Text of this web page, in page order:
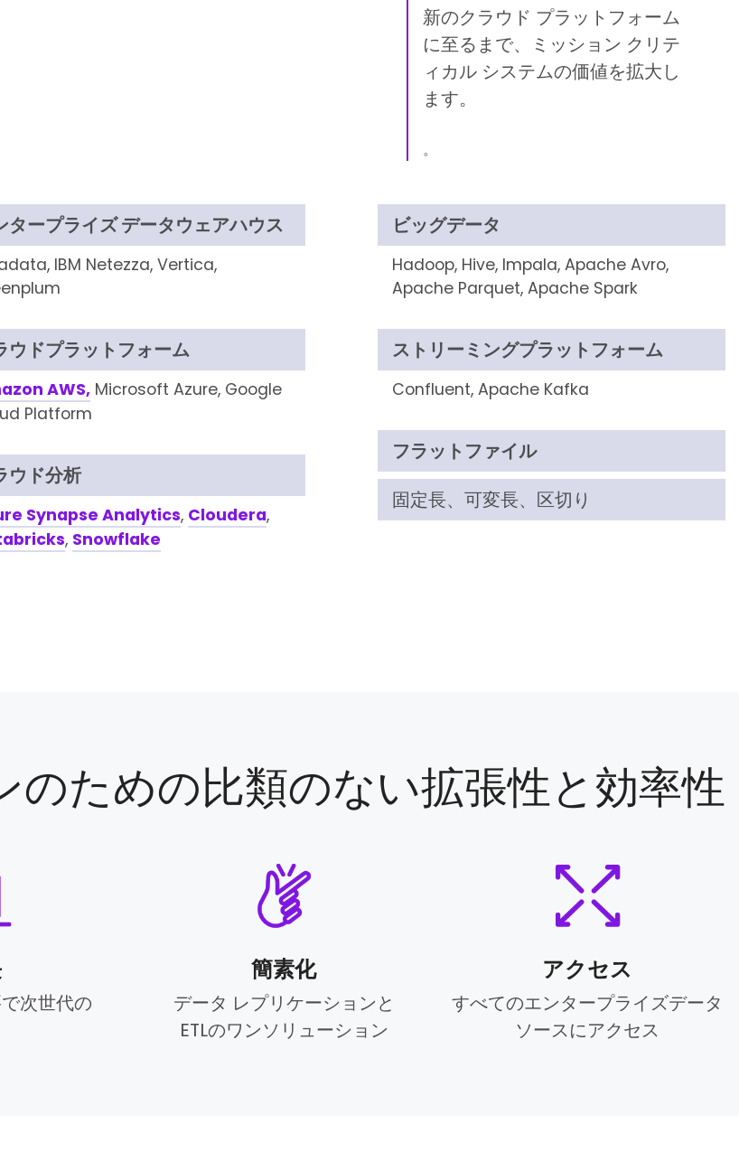
新のクラウド プラットフォーム
に至るまで、ミッション クリテ
ィカル システムの価値を拡大し
ます。
。
タープライズ データウェアハウス
IBM Netezza, Vertica,
ウドプラットフォーム
AWS,Microsoft Azure, Google
Platform
ウド分析
Synapse Analytics, Cloudera,
, Snowflake
ビッグデータ
Hadoop, Hive, Impala, Apache Avro,
Apache Parquet, Apache Spark
ストリーミングプラットフォーム
Confluent, Apache Kafka
フラットファイル
固定長、可変長、区切り
ための比類のない拡張性と効率性
次世代の
簡素化
データ レプリケーションと
ETLのワンソリューション
アクセス
すべてのエンタープライズデータ
ソースにアクセス